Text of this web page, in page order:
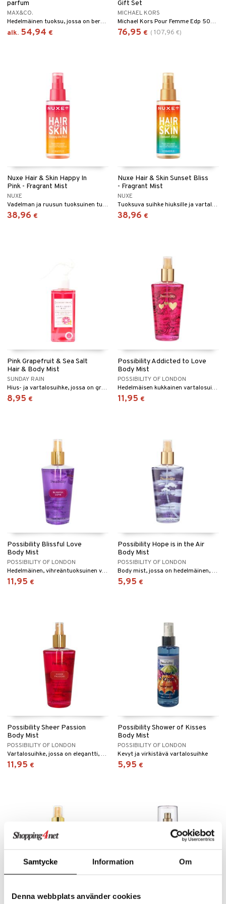
Samtycke Information Om
Denna webbplats använder cookies
parfum
MAX&CO.
Hedelmäinen tuoksu, jossa on bergamotin, mansikan, jasmiinin ja kierrätetyn puun vivahteita.
alk. 54,94 €
Gift Set
MICHAEL KORS
Michael Kors Pour Femme Edp 50ml + Suihkugeeli 50ml + Vartalovoide 50ml
76,95 € ( 107,96 €)
Nuxe Hair & Skin Happy In
Pink - Fragrant Mist
NUXE
Vadelman ja ruusun tuoksuinen tuoksusuihke hiuksille ja vartalolle.
38,96 €
Nuxe Hair & Skin Sunset Bliss
- Fragrant Mist
NUXE
Tuoksuva suihke hiuksille ja vartalolle, jossa on kookoksen, tiare-kukan ja vaniljan vivahteita.
38,96 €
Pink Grapefruit & Sea Salt
Hair & Body Mist
SUNDAY RAIN
Hius- ja vartalosuihke, jossa on greipin ja merisuolan tuoksu, Sunday Rainilta.
8,95 €
Possibility Addicted to Love
Body Mist
POSSIBILITY OF LONDON
Hedelmäisen kukkainen vartalosuihke
11,95 €
Possibility Blissful Love
Body Mist
POSSIBILITY OF LONDON
Hedelmäinen, vihreäntuoksuinen vartalosuihke
11,95 €
Possibility Hope is in the Air
Body Mist
POSSIBILITY OF LONDON
Body mist, jossa on hedelmäinen, kukkainen tuoksu.
5,95 €
Possibility Sheer Passion
Body Mist
POSSIBILITY OF LONDON
Vartalosuihke, jossa on elegantti, kukkainen tuoksu.
11,95 €
Possibility Shower of Kisses
Body Mist
POSSIBILITY OF LONDON
Kevyt ja virkistävä vartalosuihke
5,95 €
& Viikset
2: Kirkastus
3: Kosteutus
ja Vartalonhoito
ja naamiot
Huulten Hoito
Happy
Happy For Men
Miehille
& vastauksia